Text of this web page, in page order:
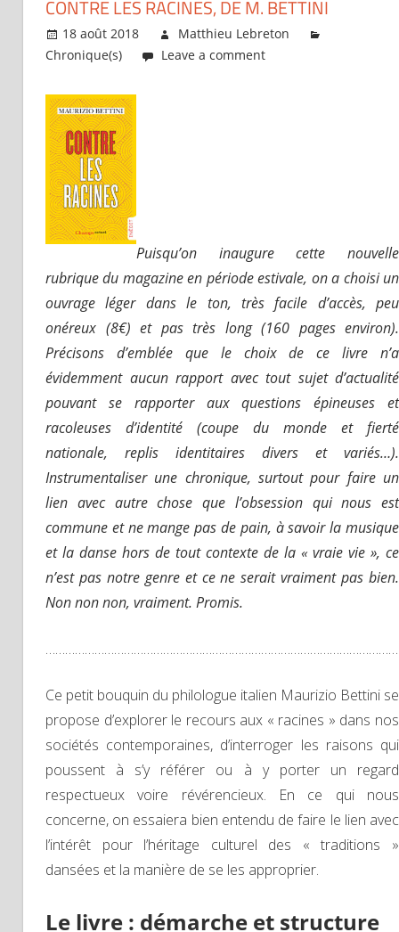
CONTRE LES RACINES, DE M. BETTINI
18 août 2018
Matthieu Lebreton
Chronique(s)
Leave a comment
Puisqu’on inaugure cette nouvelle
rubrique du magazine en période estivale, on a choisi un
ouvrage léger dans le ton, très facile d’accès, peu
onéreux (8€) et pas très long (160 pages environ).
Précisons d’emblée que le choix de ce livre n’a
évidemment aucun rapport avec tout sujet d’actualité
pouvant se rapporter aux questions épineuses et
racoleuses d’identité (coupe du monde et fierté
nationale, replis identitaires divers et variés…).
Instrumentaliser une chronique, surtout pour faire un
lien avec autre chose que l’obsession qui nous est
commune et ne mange pas de pain, à savoir la musique
et la danse hors de tout contexte de la « vraie vie », ce
n’est pas notre genre et ce ne serait vraiment pas bien.
Non non non, vraiment. Promis.
Ce petit bouquin du philologue italien Maurizio Bettini se
propose d’explorer le recours aux « racines » dans nos
sociétés contemporaines, d’interroger les raisons qui
poussent à s’y référer ou à y porter un regard
respectueux voire révérencieux. En ce qui nous
concerne, on essaiera bien entendu de faire le lien avec
l’intérêt pour l’héritage culturel des « traditions »
dansées et la manière de se les approprier.
Le livre : démarche et structure